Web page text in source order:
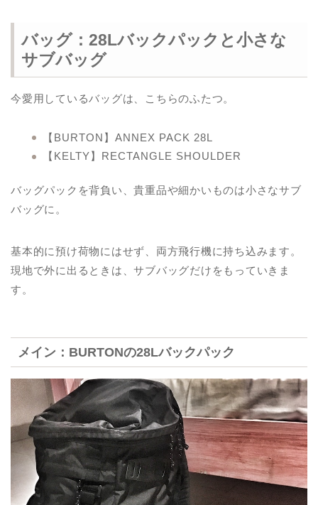
バッグ：28Lバックパックと小さな
サブバッグ
今愛用しているバッグは、こちらのふたつ。
【BURTON】ANNEX PACK 28L
【KELTY】RECTANGLE SHOULDER
バッグパックを背負い、貴重品や細かいものは小さなサブ
バッグに。
基本的に預け荷物にはせず、両方飛行機に持ち込みます。
現地で外に出るときは、サブバッグだけをもっていきま
す。
メイン：BURTONの28Lバックパック